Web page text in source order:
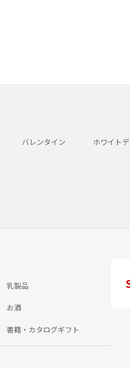
バレンタイン ホワイト
乳製品
お酒
書籍・カタログギフト